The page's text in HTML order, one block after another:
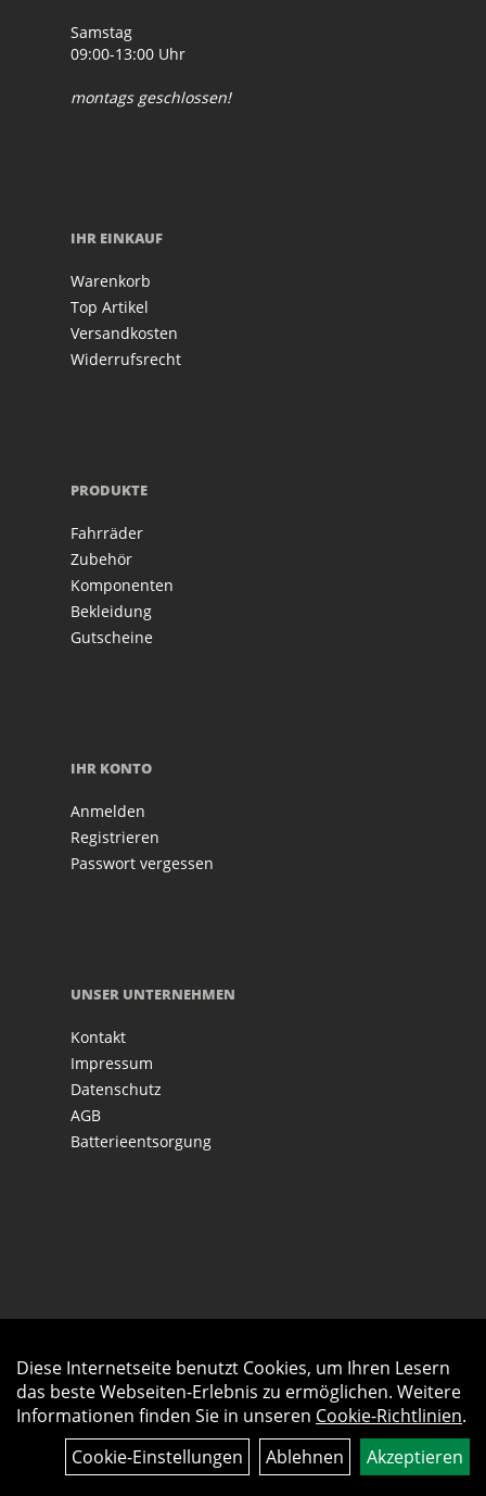
Samstag
09:00-13:00 Uhr
montags geschlossen!
IHR EINKAUF
Warenkorb
Top Artikel
Versandkosten
Widerrufsrecht
PRODUKTE
Fahrräder
Zubehör
Komponenten
Bekleidung
Gutscheine
IHR KONTO
Anmelden
Registrieren
Passwort vergessen
UNSER UNTERNEHMEN
Kontakt
Impressum
Datenschutz
AGB
Batterieentsorgung
Diese Internetseite benutzt Cookies, um Ihren Lesern
das beste Webseiten-Erlebnis zu ermöglichen. Weitere
Informationen finden Sie in unseren Cookie-Richtlinien.
Cookie-Einstellungen
Ablehnen Akzeptieren
Auftrag widerrufen